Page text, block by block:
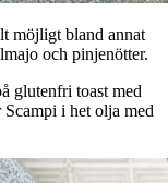
möjligt bland annat
och pinjenötter.
glutenfri toast med
i het olja med